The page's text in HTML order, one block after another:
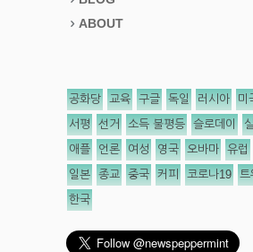
ABOUT
공화당 교육 구글 독일 러시아 미
서평 선거 소득 불평등 슬로데이
애플 언론 여성 영국 오바마 유럽
일본 종교 중국 커피 코로나19 트
한국